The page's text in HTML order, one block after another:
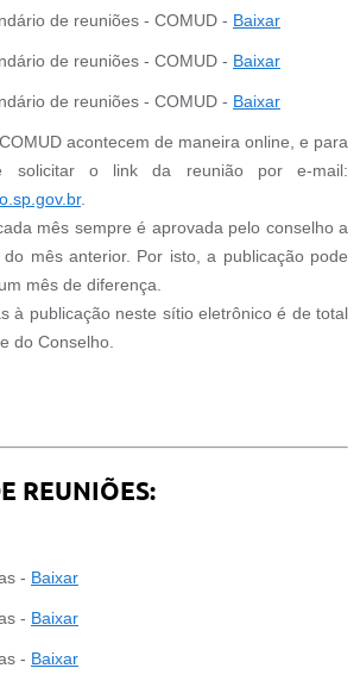
de reuniões - COMUD - Baixar
de reuniões - COMUD - Baixar
de reuniões - COMUD - Baixar
acontecem de maneira online, e para
solicitar o link da reunião por e-mail:
.
mês sempre é aprovada pelo conselho a
mês anterior. Por isto, a publicação pode
mês de diferença.
à publicação neste sítio eletrônico é de total
do Conselho.
REUNIÕES:
- Baixar
- Baixar
- Baixar